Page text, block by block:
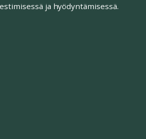
ja hyödyntämisessä.